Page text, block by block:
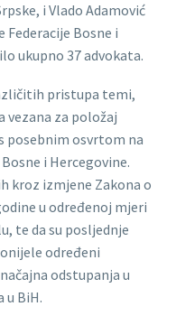
i Vlado Adamović
Bosne i
ukupno 37 advokata.
pristupa temi,
za položaj
posebnim osvrtom na
i Hercegovine.
kroz izmjene Zakona o
u određenoj mjeri
te da su posljednje
određeni
odstupanja u
u BiH.